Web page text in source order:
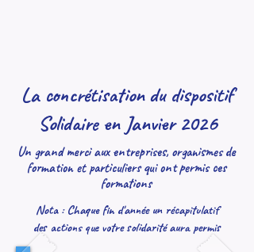
La concrétisation du dispositif
Solidaire en Janvier 2026
Un grand merci aux entreprises, organismes de
formation et particuliers qui ont permis ces
formations
Nota : Chaque fin d'année un récapitulatif
des actions que votre solidarité aura permis